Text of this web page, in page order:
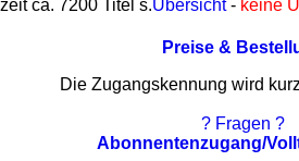
ca. 7200 Titel s.Übersicht- keine
Preise &
Die Zugangskennung wird
? Fragen ?
Abonnentenzugang/